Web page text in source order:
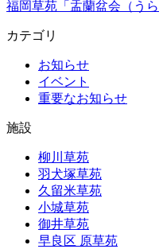
福岡草苑「盂蘭盆会（う
カテゴリ
お知らせ
イベント
重要なお知らせ
施設
柳川草苑
羽犬塚草苑
久留米草苑
小城草苑
御井草苑
早良区 原草苑